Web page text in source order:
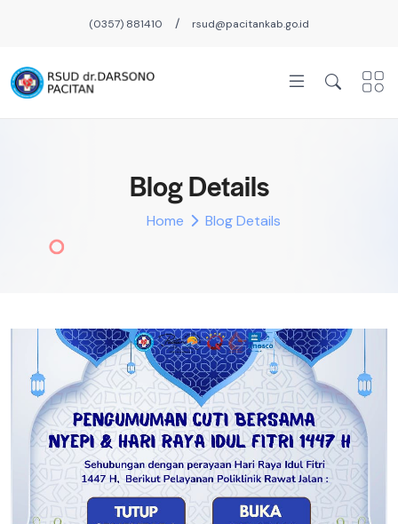
(0357) 881410 / rsud@pacitankab.go.id
Blog Details
Home Blog Details